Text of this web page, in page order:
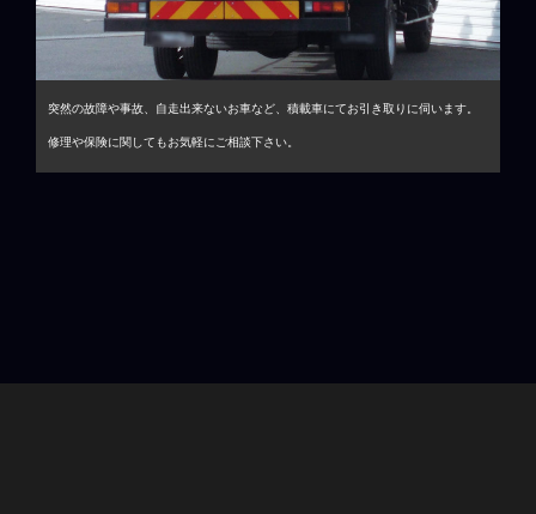
突然の故障や事故、自走出来ないお車など、積載車にてお引き取りに伺います。
修理や保険に関してもお気軽にご相談下さい。